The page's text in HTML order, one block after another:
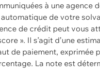
à une agence
de votre
de crédit peut vous
». Il s’agit d’une
de paiement, exprimée
La note est